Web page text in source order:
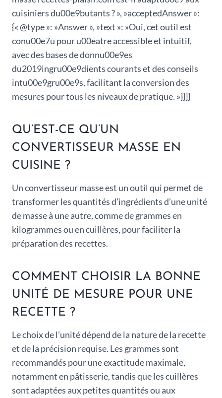
cuisiniers du00e9butants ? », »acceptedAnswer »:
{« @type »: »Answer », »text »: »Oui, cet outil est
conu00e7u pour u00eatre accessible et intuitif,
avec des bases de donnu00e9es
du2019ingru00e9dients courants et des conseils
intu00e9gru00e9s, facilitant la conversion des
mesures pour tous les niveaux de pratique. »}}]}
QU’EST-CE QU’UN
CONVERTISSEUR MASSE EN
CUISINE ?
Un convertisseur masse est un outil qui permet de
transformer les quantités d’ingrédients d’une unité
de masse à une autre, comme de grammes en
kilogrammes ou en cuillères, pour faciliter la
préparation des recettes.
COMMENT CHOISIR LA BONNE
UNITÉ DE MESURE POUR UNE
RECETTE ?
Le choix de l’unité dépend de la nature de la recette
et de la précision requise. Les grammes sont
recommandés pour une exactitude maximale,
notamment en pâtisserie, tandis que les cuillères
sont adaptées aux petites quantités ou aux